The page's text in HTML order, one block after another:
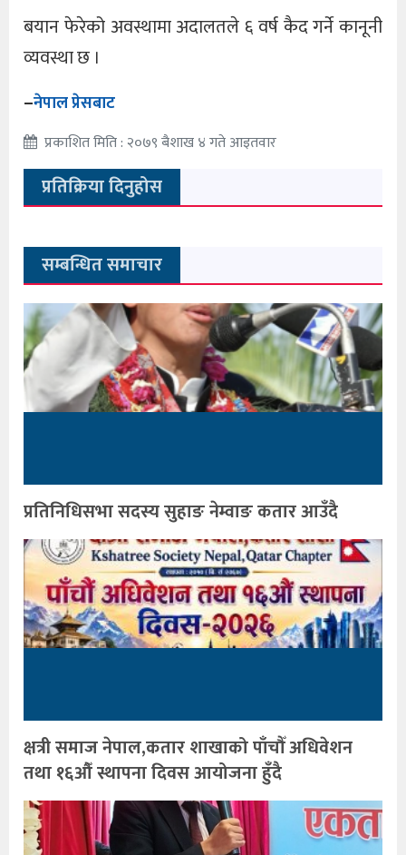
बयान फेरेको अवस्थामा अदालतले ६ वर्ष कैद गर्ने कानूनी
व्यवस्था छ ।
–नेपाल प्रेसबाट
प्रकाशित मिति : २०७९ बैशाख ४ गते आइतवार
प्रतिक्रिया दिनुहोस
सम्बन्धित समाचार
प्रतिनिधिसभा सदस्य सुहाङ नेम्वाङ कतार आउँदै
क्षत्री समाज नेपाल,कतार शाखाको पाँचौँ अधिवेशन
तथा १६औँ स्थापना दिवस आयोजना हुँदै